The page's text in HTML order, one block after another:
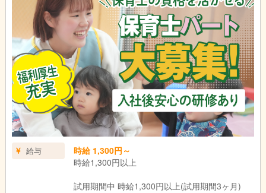
給与
時給 1,300円～
時給1,300円以上
試用期間中 時給1,300円以上(試用期間3ヶ月)